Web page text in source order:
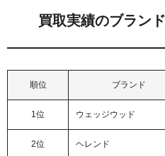
買取実績のブラン
順位 ブランド
1位 ウェッジウッド
2位 ヘレンド